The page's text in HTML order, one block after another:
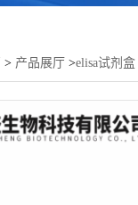
> 产品展厅 >elisa试剂盒